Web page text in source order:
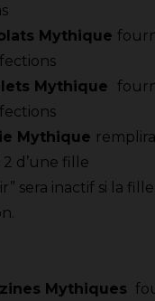
Mythique
Mythique
Mythique
2 d’une fille
sera inactif si la
Mythiques